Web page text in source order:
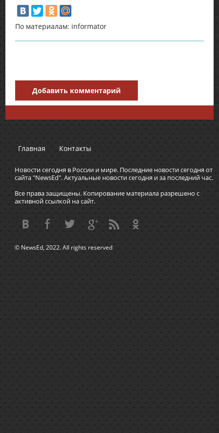
По материалам: informator
Добавить комментарий
Главная Контакты
Новости сегодня в России и мире. Последние новости сегодня от
сайта "NewsEd". Актуальные новости сегодня и за последний час.
Все права защищены. Копирование материала разрешено с
активной ссылкой на сайт.
© NewsEd, 2022. All rights reserved